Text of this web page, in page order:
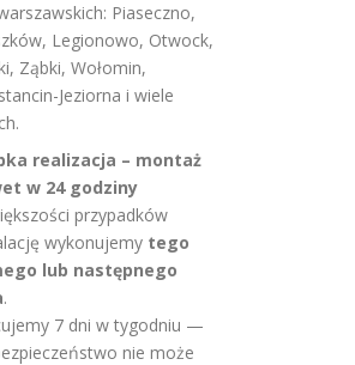
Piaseczno,
Legionowo, Otwock,
Ząbki, Wołomin,
Jeziorna i wiele
realizacja – montaż
w 24 godziny
przypadków
wykonujemy tego
lub następnego
.
7 dni w tygodniu —
nie może